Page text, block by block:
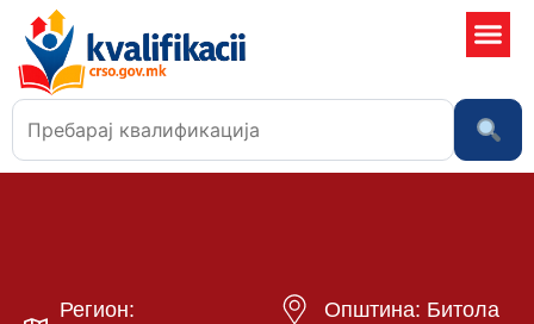
Регион:
Општина: Битола